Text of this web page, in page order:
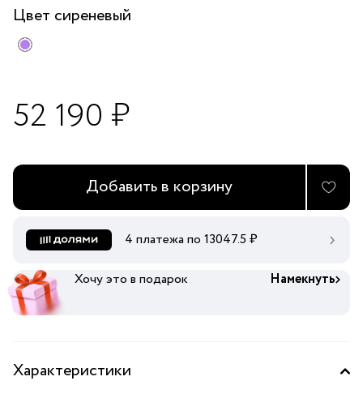
Цвет сиреневый
52 190 ₽
Добавить в корзину
4 платежа по 13047.5 ₽
Хочу это в подарок Намекнуть
Характеристики